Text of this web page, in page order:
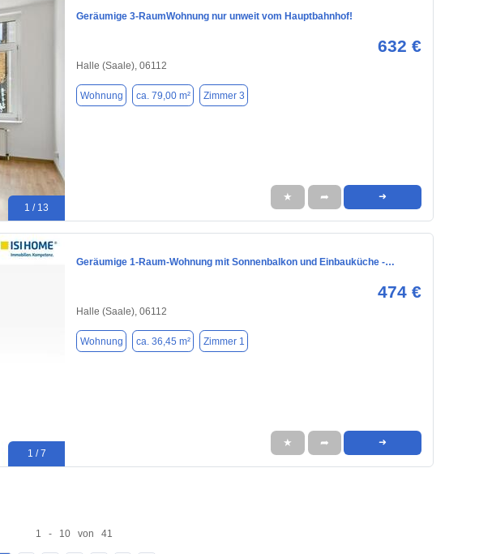
1 / 13
Geräumige 3-RaumWohnung nur unweit vom Hauptbahnhof!
632 €
Halle (Saale), 06112
Wohnung ca. 79,00 m² Zimmer 3
★ ➦ ➜
1 / 7
Geräumige 1-Raum-Wohnung mit Sonnenbalkon und Einbauküche -…
474 €
Halle (Saale), 06112
Wohnung ca. 36,45 m² Zimmer 1
★ ➦ ➜
1 - 10 von 41